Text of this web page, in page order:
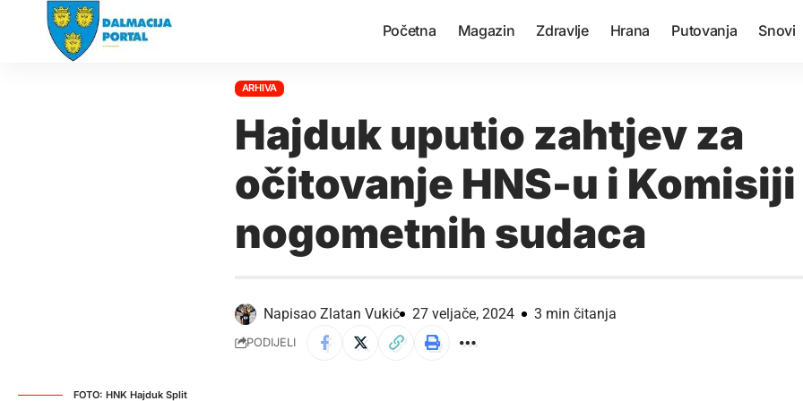
Početna Magazin Zdravlje Hrana Putovanja Snovi
ARHIVA
Hajduk uputio zahtjev za
očitovanje HNS-u i Komisiji
nogometnih sudaca
Napisao Zlatan Vukić 27 veljače, 2024 3 min čitanja
PODIJELI
FOTO: HNK Hajduk Split